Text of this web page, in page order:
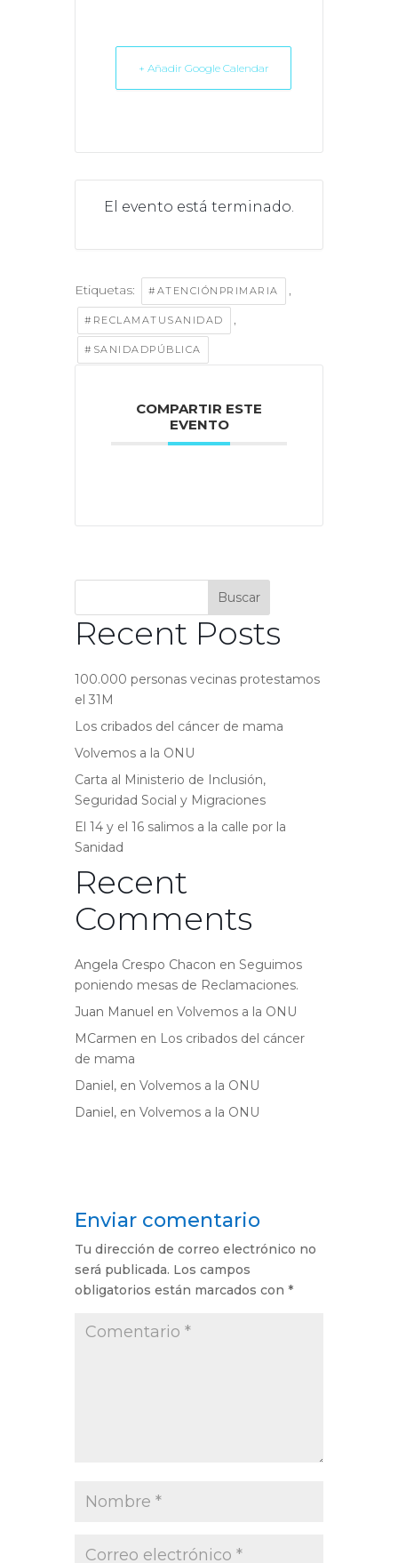
+ Añadir Google Calendar
El evento está terminado.
Etiquetas: #ATENCIÓNPRIMARIA ,
#RECLAMATUSANIDAD ,
#SANIDADPÚBLICA
COMPARTIR ESTE
EVENTO
Buscar
Recent Posts
100.000 personas vecinas protestamos
el 31M
Los cribados del cáncer de mama
Volvemos a la ONU
Carta al Ministerio de Inclusión,
Seguridad Social y Migraciones
El 14 y el 16 salimos a la calle por la
Sanidad
Recent
Comments
Angela Crespo Chacon en Seguimos
poniendo mesas de Reclamaciones.
Juan Manuel en Volvemos a la ONU
MCarmen en Los cribados del cáncer
de mama
Daniel, en Volvemos a la ONU
Daniel, en Volvemos a la ONU
Enviar comentario
Tu dirección de correo electrónico no
será publicada. Los campos
obligatorios están marcados con *